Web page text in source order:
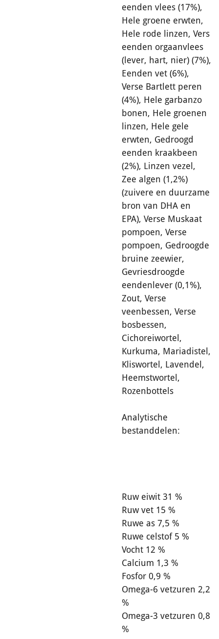
eenden vlees (17%),
Hele groene erwten,
Hele rode linzen, Vers
eenden orgaanvlees
(lever, hart, nier) (7%),
Eenden vet (6%),
Verse Bartlett peren
(4%), Hele garbanzo
bonen, Hele groenen
linzen, Hele gele
erwten, Gedroogd
eenden kraakbeen
(2%), Linzen vezel,
Zee algen (1,2%)
(zuivere en duurzame
bron van DHA en
EPA), Verse Muskaat
pompoen, Verse
pompoen, Gedroogde
bruine zeewier,
Gevriesdroogde
eendenlever (0,1%),
Zout, Verse
veenbessen, Verse
bosbessen,
Cichoreiwortel,
Kurkuma, Mariadistel,
Kliswortel, Lavendel,
Heemstwortel,
Rozenbottels
Analytische
bestanddelen:
Ruw eiwit 31 %
Ruw vet 15 %
Ruwe as 7,5 %
Ruwe celstof 5 %
Vocht 12 %
Calcium 1,3 %
Fosfor 0,9 %
Omega-6 vetzuren 2,2
%
Omega-3 vetzuren 0,8
%